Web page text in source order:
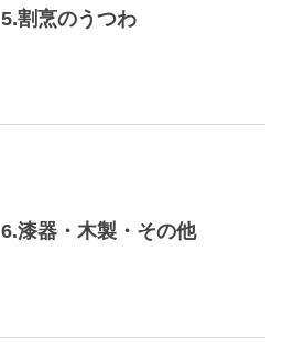
5.割烹のうつわ
6.漆器・木製・その他